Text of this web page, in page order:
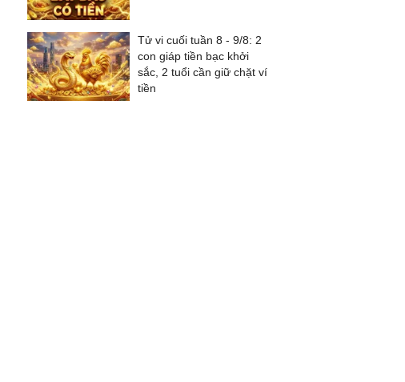
Tử vi cuối tuần 8 - 9/8: 2
con giáp tiền bạc khởi
sắc, 2 tuổi cần giữ chặt ví
tiền